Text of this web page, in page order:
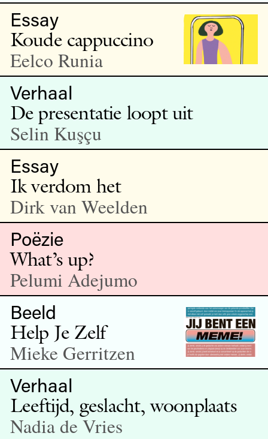
Essay
Koude cappuccino
Eelco Runia
Verhaal
De presentatie loopt uit
Selin Kuşçu
Essay
Ik verdom het
Dirk van Weelden
Poëzie
What’s up?
Pelumi Adejumo
Beeld
Help Je Zelf
Mieke Gerritzen
Verhaal
Leeftijd, geslacht, woonplaats
Nadia de Vries